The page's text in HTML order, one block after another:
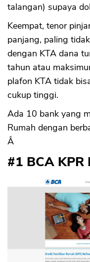
talangan) supaya
Keempat, tenor
panjang, paling
dengan KTA dana
tahun atau
plafon KTA tidak
cukup tinggi.
Ada 10 bank yang
Rumah dengan
Â
#1 BCA KPR